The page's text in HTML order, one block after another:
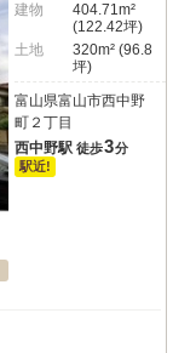
建物
404.71m²
(122.42坪)
土地
320m² (96.8
坪)
富山県富山市西中野
町２丁目
西中野駅 徒歩3分
駅近!